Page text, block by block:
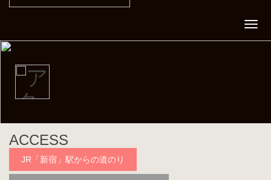
ACCESS
JR「新宿」駅からの道のり